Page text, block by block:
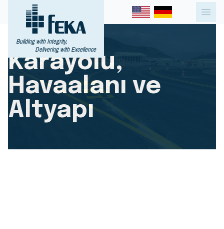
Building with Integrity,
Delivering with Excellence
Karayolu,
Havaalanı ve
Altyapı